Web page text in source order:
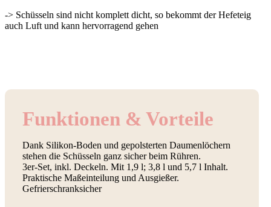
-> Schüsseln sind nicht komplett dicht, so bekommt der Hefeteig
auch Luft und kann hervorragend gehen
Funktionen & Vorteile
Dank Silikon-Boden und gepolsterten Daumenlöchern
stehen die Schüsseln ganz sicher beim Rühren.
3er-Set, inkl. Deckeln. Mit 1,9 l; 3,8 l und 5,7 l Inhalt.
Praktische Maßeinteilung und Ausgießer.
Gefrierschranksicher